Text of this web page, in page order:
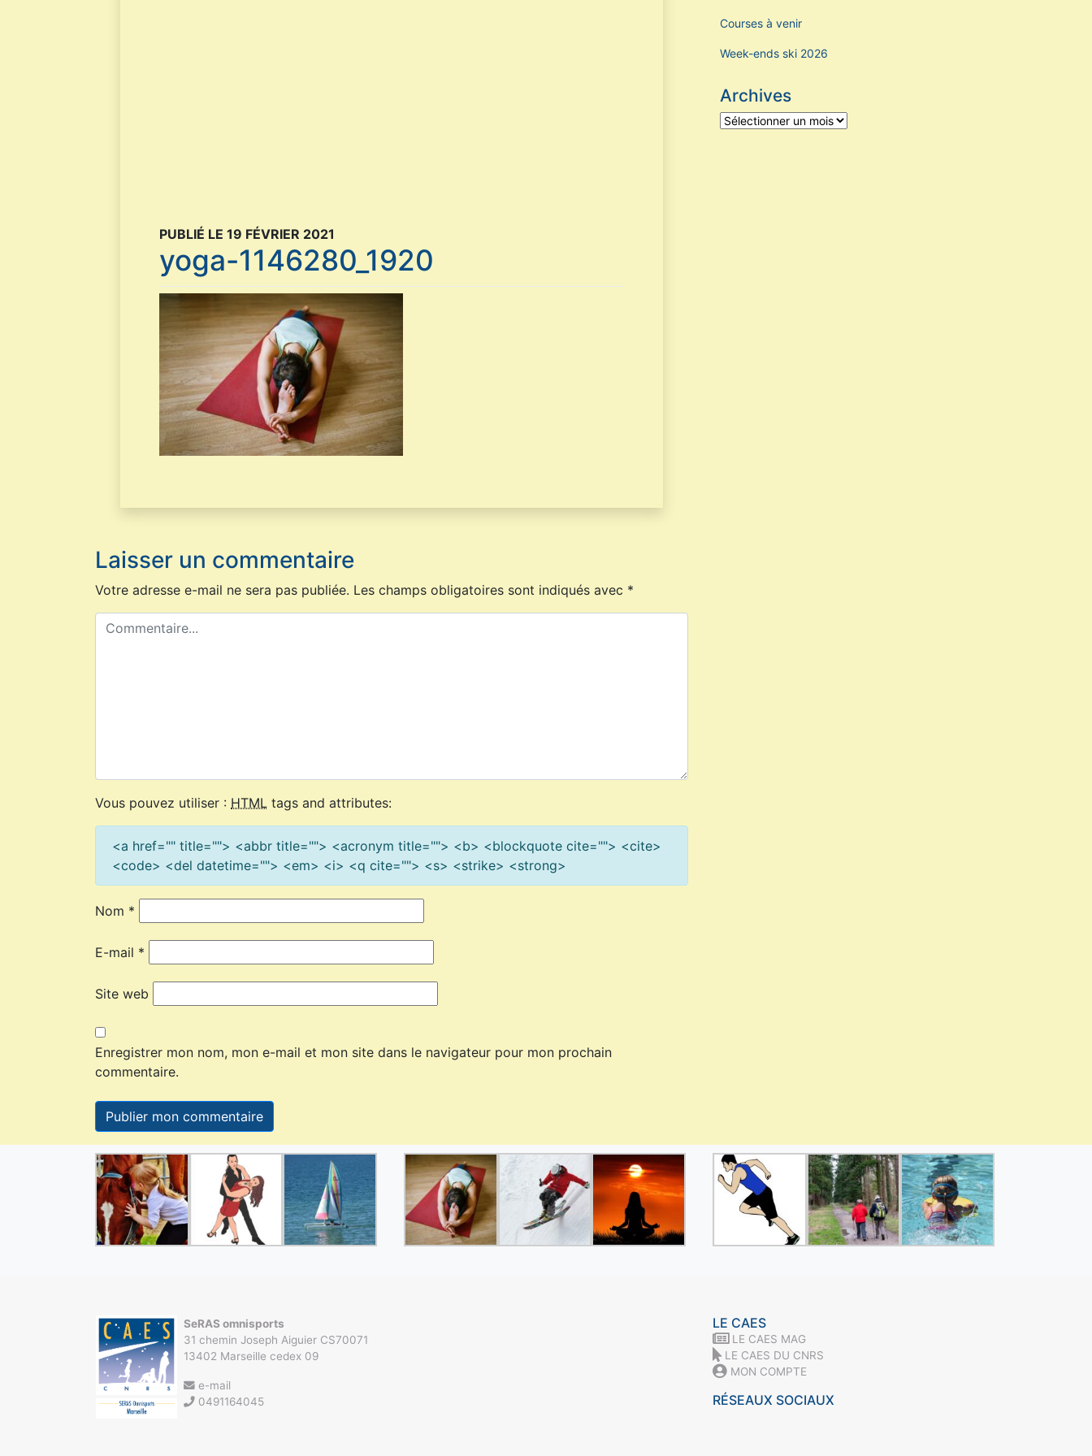
PUBLIÉ LE 19 FÉVRIER 2021
yoga-1146280_1920
Laisser un commentaire
Votre adresse e-mail ne sera pas publiée. Les champs obligatoires sont indiqués avec *
Vous pouvez utiliser : HTML tags and attributes:
<a href="" title=""> <abbr title=""> <acronym title=""> <b> <blockquote cite=""> <cite>
<code> <del datetime=""> <em> <i> <q cite=""> <s> <strike> <strong>
Nom *
E-mail *
Site web
Enregistrer mon nom, mon e-mail et mon site dans le navigateur pour mon prochain
commentaire.
Courses à venir
Week-ends ski 2026
Archives
Archives
SeRAS omnisports
31 chemin Joseph Aiguier CS70071
13402 Marseille cedex 09
e-mail
0491164045
LE CAES
LE CAES MAG
LE CAES DU CNRS
MON COMPTE
RÉSEAUX SOCIAUX